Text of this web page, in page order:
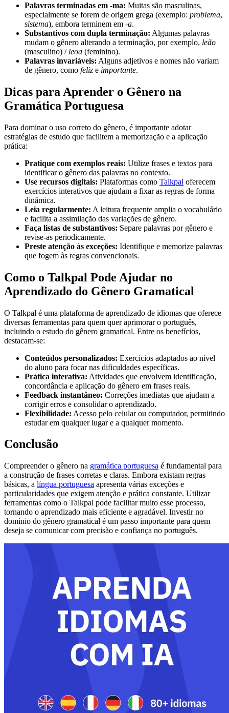
Palavras terminadas em -ma: Muitas são masculinas,
especialmente se forem de origem grega (exemplo: problema,
sistema), embora terminem em -a.
Substantivos com dupla terminação: Algumas palavras
mudam o gênero alterando a terminação, por exemplo, leão
(masculino) / leoa (feminino).
Palavras invariáveis: Alguns adjetivos e nomes não variam
de gênero, como feliz e importante.
Dicas para Aprender o Gênero na
Gramática Portuguesa
Para dominar o uso correto do gênero, é importante adotar
estratégias de estudo que facilitem a memorização e a aplicação
prática:
Pratique com exemplos reais: Utilize frases e textos para
identificar o gênero das palavras no contexto.
Use recursos digitais: Plataformas como Talkpal oferecem
exercícios interativos que ajudam a fixar as regras de forma
dinâmica.
Leia regularmente: A leitura frequente amplia o vocabulário
e facilita a assimilação das variações de gênero.
Faça listas de substantivos: Separe palavras por gênero e
revise-as periodicamente.
Preste atenção às exceções: Identifique e memorize palavras
que fogem às regras convencionais.
Como o Talkpal Pode Ajudar no
Aprendizado do Gênero Gramatical
O Talkpal é uma plataforma de aprendizado de idiomas que oferece
diversas ferramentas para quem quer aprimorar o português,
incluindo o estudo do gênero gramatical. Entre os benefícios,
destacam-se:
Conteúdos personalizados: Exercícios adaptados ao nível
do aluno para focar nas dificuldades específicas.
Prática interativa: Atividades que envolvem identificação,
concordância e aplicação do gênero em frases reais.
Feedback instantâneo: Correções imediatas que ajudam a
corrigir erros e consolidar o aprendizado.
Flexibilidade: Acesso pelo celular ou computador, permitindo
estudar em qualquer lugar e a qualquer momento.
Conclusão
Compreender o gênero na gramática portuguesa é fundamental para
a construção de frases corretas e claras. Embora existam regras
básicas, a língua portuguesa apresenta várias exceções e
particularidades que exigem atenção e prática constante. Utilizar
ferramentas como o Talkpal pode facilitar muito esse processo,
tornando o aprendizado mais eficiente e agradável. Investir no
domínio do gênero gramatical é um passo importante para quem
deseja se comunicar com precisão e confiança no português.